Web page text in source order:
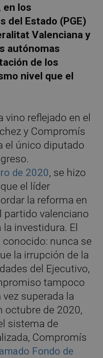
en los
del Estado (PGE)
Valenciana y
autónomas
de los
nivel que el
vino reflejado en el
y Compromís
el único diputado
de 2020, se hizo
el líder
la reforma en
partido valenciano
investidura. El
nunca se
la irrupción de la
del Ejecutivo,
tampoco
superada la
octubre de 2020,
sistema de
Compromís
Fondo de